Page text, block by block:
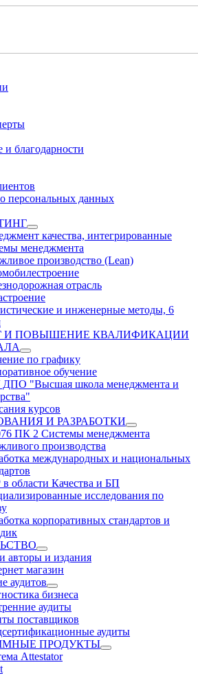
и благодарности
персональных данных
качества, интегрированные
менеджмента
производство (Lean)
отрасль
и инженерные методы, 6
И ПОВЫШЕНИЕ КВАЛИФИКАЦИИ
по графику
обучение
"Высшая школа менеджмента и
курсов
И РАЗРАБОТКИ
ПК 2 Системы менеджмента
производства
международных и национальных
области Качества и БП
исследования по
корпоративных стандартов и
авторы и издания
магазин
аудитов
бизнеса
аудиты
поставщиков
аудиты
ПРОДУКТЫ
Attestator